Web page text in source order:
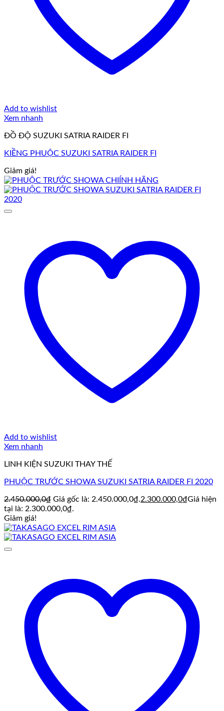
Add to wishlist
Xem nhanh
ĐỒ ĐỘ SUZUKI SATRIA RAIDER FI
KIỀNG PHUỘC SUZUKI SATRIA RAIDER FI
Giảm giá!
Add to wishlist
Xem nhanh
LINH KIỆN SUZUKI THAY THẾ
PHUỘC TRƯỚC SHOWA SUZUKI SATRIA RAIDER FI 2020
2.450.000,0₫ Giá gốc là: 2.450.000,0₫.2.300.000,0₫Giá hiện
tại là: 2.300.000,0₫.
Giảm giá!